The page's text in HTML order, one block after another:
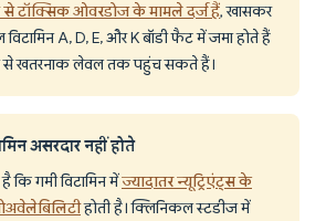
से टॉक्सिक ओवरडोज के मामले दर्ज हैं, खासकर
A, D, E, और K बॉडी फैट में जमा होते हैं
से खतरनाक लेवल तक पहुंच सकते हैं।
असरदार नहीं होते
है कि गमी विटामिन मेंज्यादातर न्यूट्रिएंट्स के
होती है। क्लिनिकल स्टडीज में